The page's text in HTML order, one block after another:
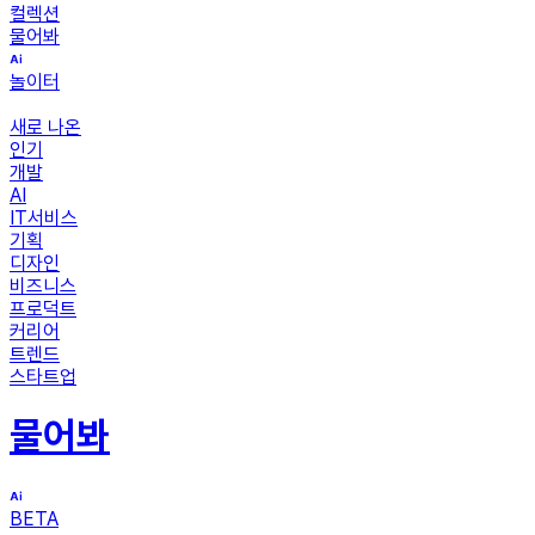
컬렉션
물어봐
놀이터
새로 나온
인기
개발
AI
IT서비스
기획
디자인
비즈니스
프로덕트
커리어
트렌드
스타트업
물어봐
BETA